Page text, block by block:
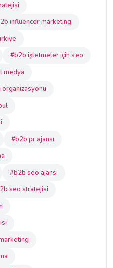
influencer marketing
#b2b işletmeler için seo
medya
#b2b pr ajansı
#b2b seo ajansı
seo stratejisi